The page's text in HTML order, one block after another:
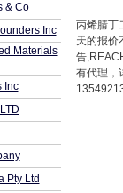
& Co
Inc
Materials
Inc
Pty Ltd
丙烯腈丁
天的报价
告
有代理，